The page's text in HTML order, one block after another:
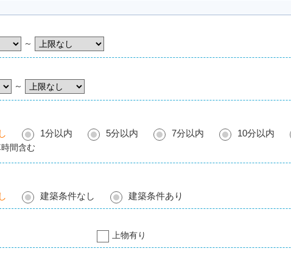
～
～
1分以内 5分以内 7分以内 10分以内
間含む
建築条件なし 建築条件あり
上物有り